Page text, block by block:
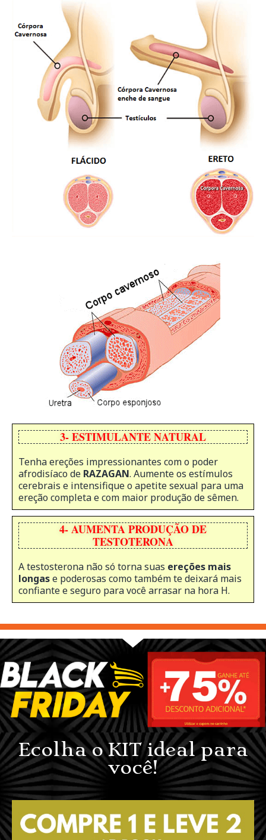
3- ESTIMULANTE NATURAL
Tenha ereções impressionantes com o poder
afrodisíaco de RAZAGAN. Aumente os estímulos
cerebrais e intensifique o apetite sexual para uma
ereção completa e com maior produção de sêmen.
4- AUMENTA PRODUÇÃO DE
TESTOTERONA
A testosterona não só torna suas ereções mais
longase poderosas como também te deixará mais
confiante e seguro para você arrasar na hora H.
Ecolha o KIT ideal para
você!